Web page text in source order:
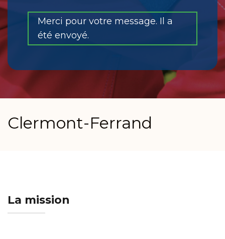
Merci pour votre message. Il a
été envoyé.
Clermont-Ferrand
La mission